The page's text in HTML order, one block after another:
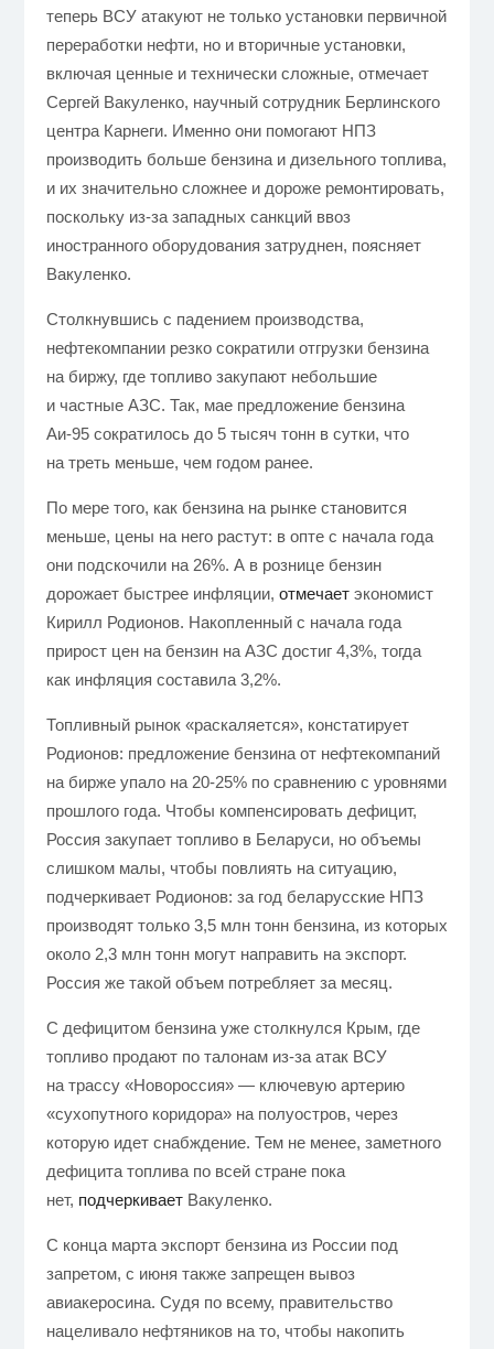
теперь ВСУ атакуют не только установки первичной
переработки нефти, но и вторичные установки,
включая ценные и технически сложные, отмечает
Сергей Вакуленко, научный сотрудник Берлинского
центра Карнеги. Именно они помогают НПЗ
производить больше бензина и дизельного топлива,
и их значительно сложнее и дороже ремонтировать,
поскольку из-за западных санкций ввоз
иностранного оборудования затруднен, поясняет
Вакуленко.
Столкнувшись с падением производства,
нефтекомпании резко сократили отгрузки бензина
на биржу, где топливо закупают небольшие
и частные АЗС. Так, мае предложение бензина
Аи-95 сократилось до 5 тысяч тонн в сутки, что
на треть меньше, чем годом ранее.
По мере того, как бензина на рынке становится
меньше, цены на него растут: в опте с начала года
они подскочили на 26%. А в рознице бензин
дорожает быстрее инфляции, отмечаетэкономист
Кирилл Родионов. Накопленный с начала года
прирост цен на бензин на АЗС достиг 4,3%, тогда
как инфляция составила 3,2%.
Топливный рынок «раскаляется», констатирует
Родионов: предложение бензина от нефтекомпаний
на бирже упало на 20-25% по сравнению с уровнями
прошлого года. Чтобы компенсировать дефицит,
Россия закупает топливо в Беларуси, но объемы
слишком малы, чтобы повлиять на ситуацию,
подчеркивает Родионов: за год беларусские НПЗ
производят только 3,5 млн тонн бензина, из которых
около 2,3 млн тонн могут направить на экспорт.
Россия же такой объем потребляет за месяц.
С дефицитом бензина уже столкнулся Крым, где
топливо продают по талонам из-за атак ВСУ
на трассу «Новороссия» — ключевую артерию
«сухопутного коридора» на полуостров, через
которую идет снабждение. Тем не менее, заметного
дефицита топлива по всей стране пока
нет, подчеркиваетВакуленко.
С конца марта экспорт бензина из России под
запретом, с июня также запрещен вывоз
авиакеросина. Судя по всему, правительство
нацеливало нефтяников на то, чтобы накопить